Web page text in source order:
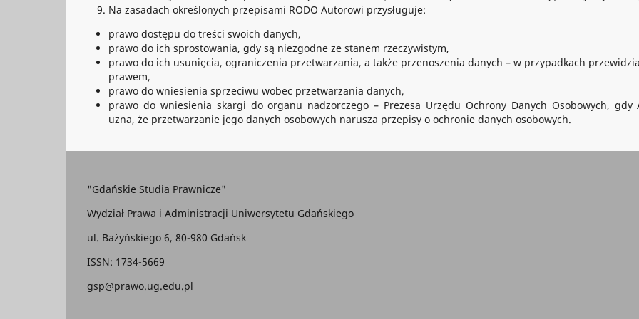
Na zasadach określonych przepisami RODO Autorowi przysługuje:
prawo dostępu do treści swoich danych,
prawo do ich sprostowania, gdy są niezgodne ze stanem rzeczywistym,
prawo do ich usunięcia, ograniczenia przetwarzania, a także przenoszenia danych – w przypadkach
prawem,
prawo do wniesienia sprzeciwu wobec przetwarzania danych,
prawo do wniesienia skargi do organu nadzorczego – Prezesa Urzędu Ochrony Danych Osobowych, gdy
uzna, że przetwarzanie jego danych osobowych narusza przepisy o ochronie danych osobowych.
"Gdańskie Studia Prawnicze"
Wydział Prawa i Administracji Uniwersytetu Gdańskiego
ul. Bażyńskiego 6, 80-980 Gdańsk
ISSN: 1734-5669
gsp@prawo.ug.edu.pl